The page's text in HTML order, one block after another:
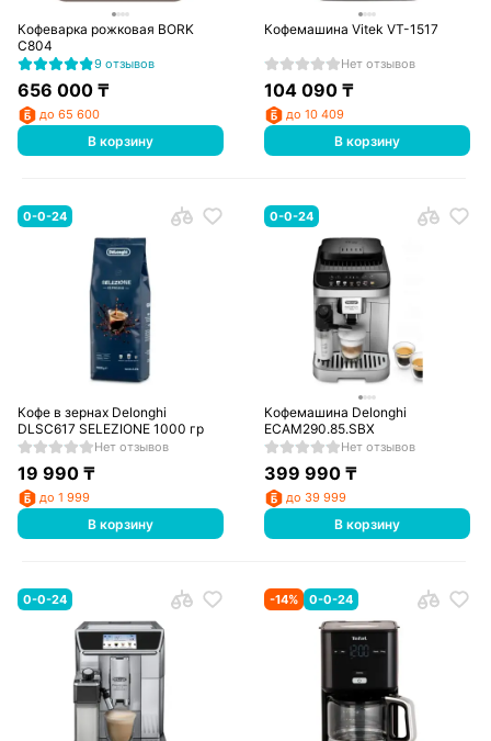
Кофеварка рожковая BORK
C804
9 отзывов
656 000₸
до 65 600
В корзину
Кофемашина Vitek VT-1517
Нет отзывов
104 090 ₸
до 10 409
В корзину
0-0-24
Кофе в зернах Delonghi
DLSC617 SELEZIONE 1000 гр
Нет отзывов
19 990₸
до 1 999
В корзину
0-0-24
Кофемашина Delonghi
ECAM290.85.SBX
Нет отзывов
399 990 ₸
до 39 999
В корзину
0-0-24 -14% 0-0-24